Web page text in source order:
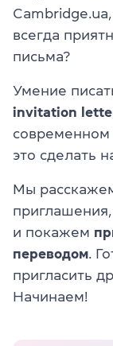
всегда
письма?
Умение
invitation
современном
это сделать
Мы
и покажем
переводом .
пригласить
Начинаем!